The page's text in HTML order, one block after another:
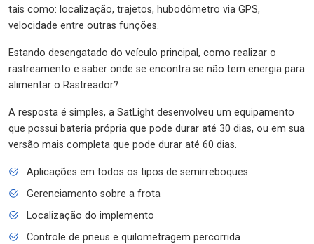
tais como: localização, trajetos, hubodômetro via GPS,
velocidade entre outras funções.
Estando desengatado do veículo principal, como realizar o
rastreamento e saber onde se encontra se não tem energia para
alimentar o Rastreador?
A resposta é simples, a SatLight desenvolveu um equipamento
que possui bateria própria que pode durar até 30 dias, ou em sua
versão mais completa que pode durar até 60 dias.
Aplicações em todos os tipos de semirreboques
Gerenciamento sobre a frota
Localização do implemento
Controle de pneus e quilometragem percorrida